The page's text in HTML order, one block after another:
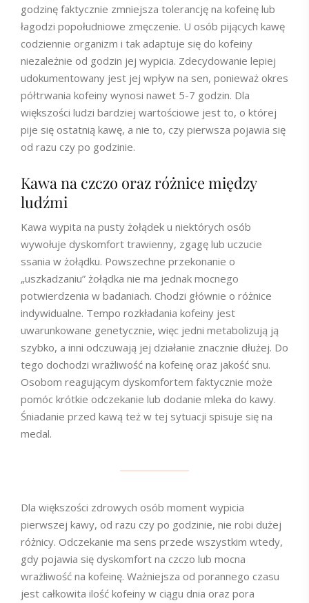
godzinę faktycznie zmniejsza tolerancję na kofeinę lub
łagodzi popołudniowe zmęczenie. U osób pijących kawę
codziennie organizm i tak adaptuje się do kofeiny
niezależnie od godzin jej wypicia. Zdecydowanie lepiej
udokumentowany jest jej wpływ na sen, ponieważ okres
półtrwania kofeiny wynosi nawet 5-7 godzin. Dla
większości ludzi bardziej wartościowe jest to, o której
pije się ostatnią kawę, a nie to, czy pierwsza pojawia się
od razu czy po godzinie.
Kawa na czczo oraz różnice między
ludźmi
Kawa wypita na pusty żołądek u niektórych osób
wywołuje dyskomfort trawienny, zgagę lub uczucie
ssania w żołądku. Powszechne przekonanie o
„uszkadzaniu” żołądka nie ma jednak mocnego
potwierdzenia w badaniach. Chodzi głównie o różnice
indywidualne. Tempo rozkładania kofeiny jest
uwarunkowane genetycznie, więc jedni metabolizują ją
szybko, a inni odczuwają jej działanie znacznie dłużej. Do
tego dochodzi wrażliwość na kofeinę oraz jakość snu.
Osobom reagującym dyskomfortem faktycznie może
pomóc krótkie odczekanie lub dodanie mleka do kawy.
Śniadanie przed kawą też w tej sytuacji spisuje się na
medal.
Dla większości zdrowych osób moment wypicia
pierwszej kawy, od razu czy po godzinie, nie robi dużej
różnicy. Odczekanie ma sens przede wszystkim wtedy,
gdy pojawia się dyskomfort na czczo lub mocna
wrażliwość na kofeinę. Ważniejsza od porannego czasu
jest całkowita ilość kofeiny w ciągu dnia oraz pora